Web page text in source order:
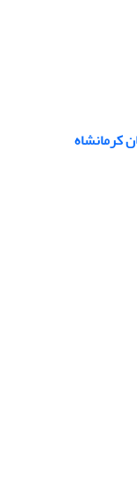
کرمانشاه